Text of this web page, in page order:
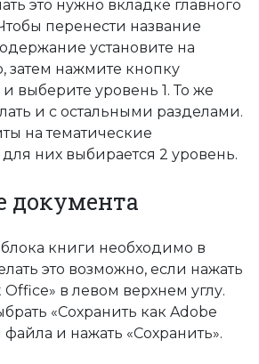
это нужно вкладке главного
перенести название
установите на
затем нажмите кнопку
и выберите уровень 1. То же
и с остальными разделами.
на тематические
для них выбирается 2 уровень.
документа
книги необходимо в
это возможно, если нажать
в левом верхнем углу.
«Сохранить как Adobe
файла и нажать «Сохранить».